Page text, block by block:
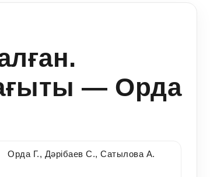
— Орда
Орда Г., Дәрібаев С., Сатылова А.